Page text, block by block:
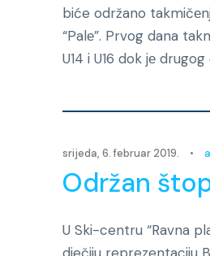
biće održano
“Palе”. Prvog dana
U14 i U16 dok jе drugog
srijeda, 6. februar 2019. •
Održan
U Ski-centru “Ravna
dječiju reprezentaciju